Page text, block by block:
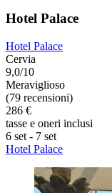
Hotel Palace
Hotel Palace
Cervia
9,0/10
Meraviglioso
(79 recensioni)
286 €
tasse e oneri inclusi
6 set - 7 set
Hotel Palace